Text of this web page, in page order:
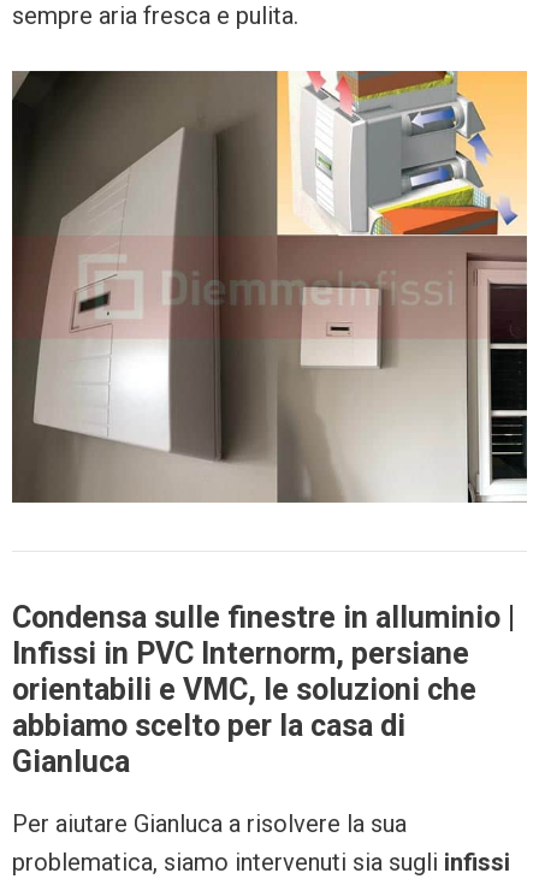
sempre aria fresca e pulita.
Condensa sulle finestre in alluminio |
Infissi in PVC Internorm, persiane
orientabili e VMC, le soluzioni che
abbiamo scelto per la casa di
Gianluca
Per aiutare Gianluca a risolvere la sua
problematica, siamo intervenuti sia sugli infissi